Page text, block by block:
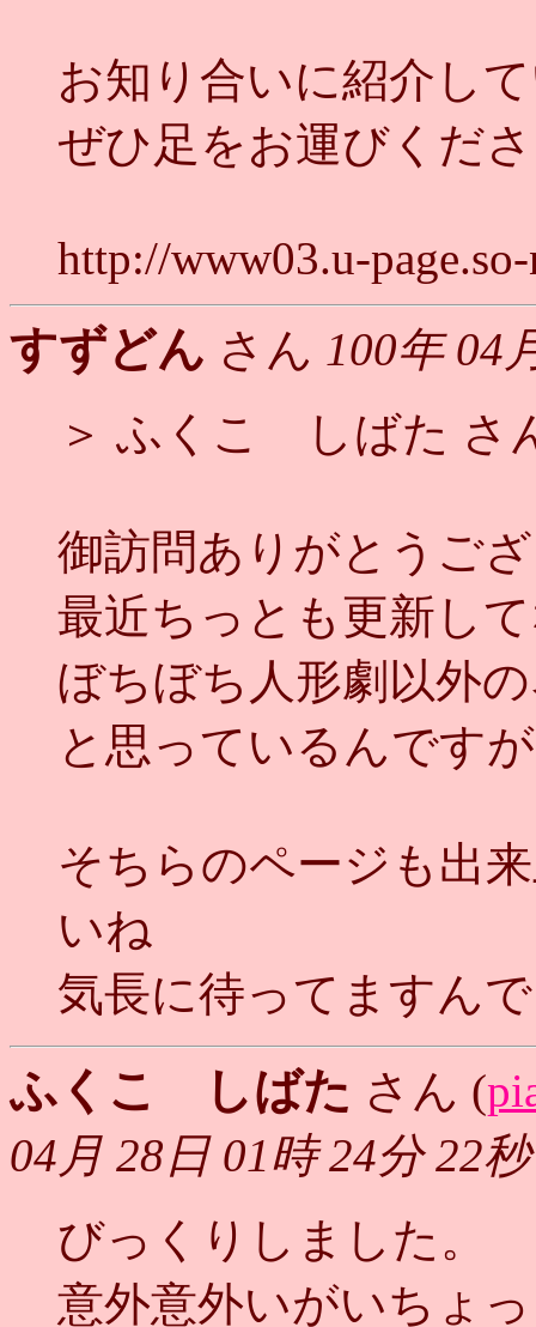
お知り合いに紹介し
ぜひ足をお運びくだ
http://www03.u-
すずどん さん 100年 04
＞ ふくこ しばた さ
御訪問ありがとうご
最近ちっとも更新し
ぼちぼち人形劇以外
と思っているんですが
そちらのページも出
いね
気長に待ってますんで
ふくこ しばた さん (
04月 28日 01時 24分 22秒
びっくりしました。
意外意外いがいちょ